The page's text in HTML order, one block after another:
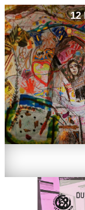
12